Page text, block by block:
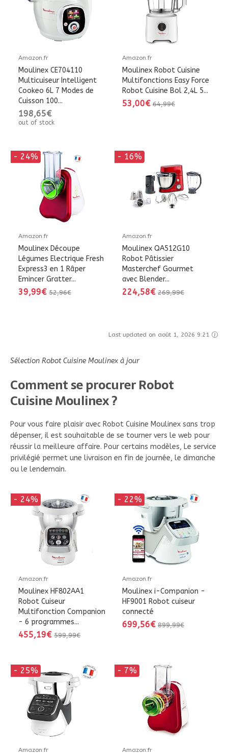
Amazon.fr
Moulinex CE704110
Multicuiseur Intelligent
Cookeo 6L 7 Modes de
Cuisson 100...
198,65€
out of stock
Amazon.fr
Moulinex Robot Cuisine
Multifonctions Easy Force
Robot Cuisine Bol 2,4L 5...
53,00€ 64,99€
- 24%
Amazon.fr
Moulinex Découpe
Légumes Electrique Fresh
Express3 en 1 Râper
Emincer Gratter...
39,99€ 52,96€
- 16%
Amazon.fr
Moulinex QA512G10
Robot Pâtissier
Masterchef Gourmet
avec Blender...
224,58€ 269,99€
Last updated on août 1, 2026 9:21
Sélection Robot Cuisine Moulinex à jour
Comment se procurer Robot
Cuisine Moulinex ?
Pour vous faire plaisir avec Robot Cuisine Moulinex sans trop
dépenser, il est souhaitable de se tourner vers le web pour
réussir la meilleure affaire. Pour certains modèles, Le service
privilégié permet une livraison en fin de journée, le dimanche
ou le lendemain.
- 24%
Amazon.fr
Moulinex HF802AA1
Robot Cuiseur
Multifonction Companion
- 6 programmes...
455,19€ 599,99€
- 22%
Amazon.fr
Moulinex i-Companion -
HF9001 Robot cuiseur
connecté
699,56€ 899,99€
- 25%
Amazon.fr
- 7%
Amazon.fr